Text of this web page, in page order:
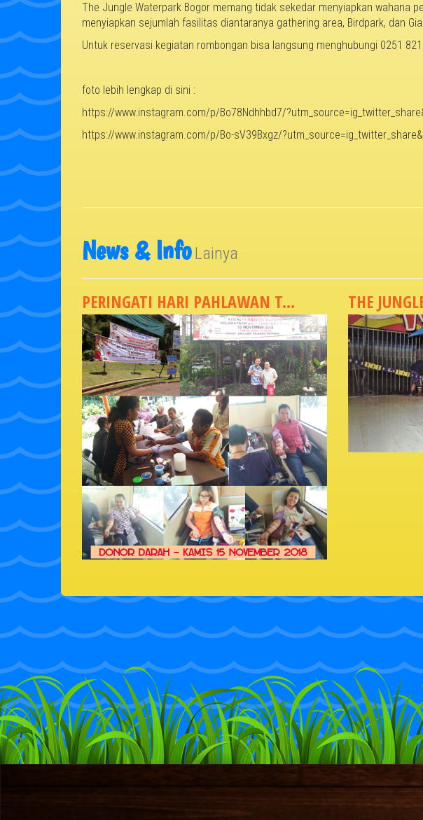
The Jungle Waterpark Bogor memang tidak sekedar menyiapkan wahana
menyiapkan sejumlah fasilitas diantaranya gathering area, Birdpark, dan
Untuk reservasi kegiatan rombongan bisa langsung menghubungi 0251
foto lebih lengkap di sini :
https://www.instagram.com/p/Bo78Ndhhbd7/
https://www.instagram.com/p/Bo-sV39Bxgz/
News & InfoLainya
PERINGATI HARI PAHLAWAN T... THE